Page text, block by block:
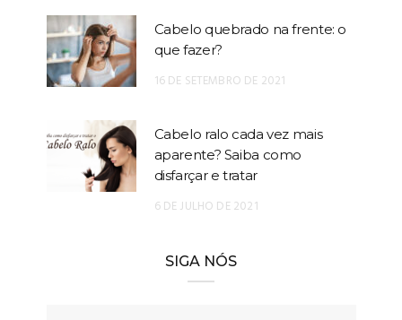
Cabelo quebrado na frente: o
que fazer?
16 DE SETEMBRO DE 2021
Cabelo ralo cada vez mais
aparente? Saiba como
disfarçar e tratar
6 DE JULHO DE 2021
SIGA NÓS